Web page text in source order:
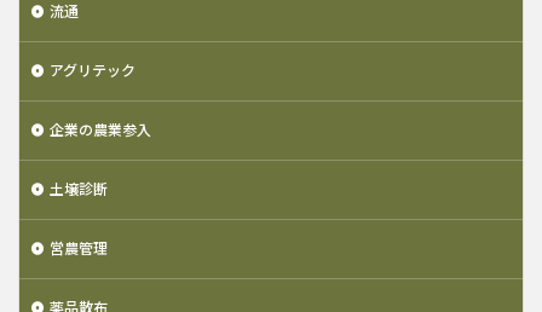
流通
アグリテック
企業の農業参入
土壌診断
営農管理
薬品散布